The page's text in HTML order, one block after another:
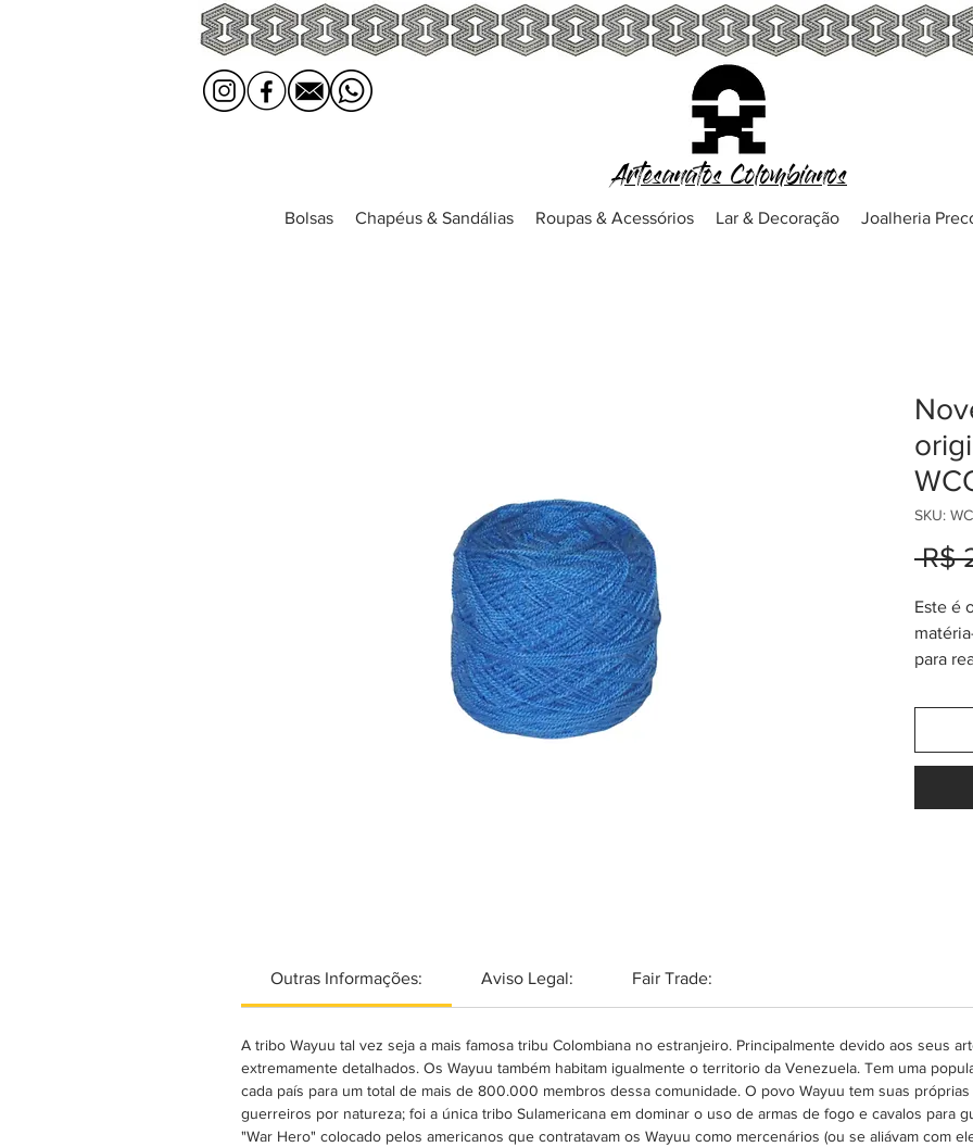
Artesanatos Colombianos
Bolsas Chapéus & Sandálias Roupas & Acessórios Lar & Decoração Joalheria
SKU:
R$
Este é
para
fabrica
deles.
com
todas
feitas
sendo
mas
Outras Informações: Aviso Legal: Fair Trade:
A tribo Wayuu tal vez seja a mais famosa tribu Colombiana no estranjeiro. Principalmente devido aos seus
extremamente detalhados. Os Wayuu também habitam igualmente o territorio da Venezuela. Tem uma
cada país para um total de mais de 800.000 membros dessa comunidade. O povo Wayuu tem suas
guerreiros por natureza; foi a única tribo Sulamericana em dominar o uso de armas de fogo e cavalos para
"War Hero" colocado pelos americanos que contratavam os Wayuu como mercenários (ou se aliávam com